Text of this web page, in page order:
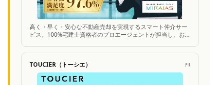
高く・早く・安心な不動産売却を実現するスマート仲介サー
ビス。100%宅建士資格者のプロエージェントが担当し、お
TOUCIER（トーシエ） PR